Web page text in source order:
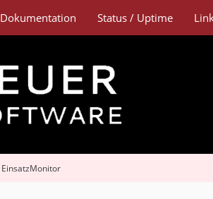
Dokumentation Status / Uptime
EinsatzMonitor